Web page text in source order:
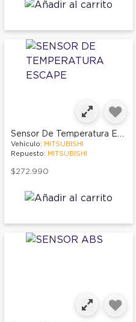
Sensor De Temperatura Escape
Vehículo: MITSUBISHI
Repuesto: MITSUBISHI
$272.990